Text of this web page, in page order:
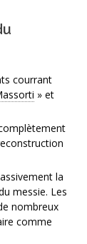
courrant
» et
la
messie. Les
nombreux
comme